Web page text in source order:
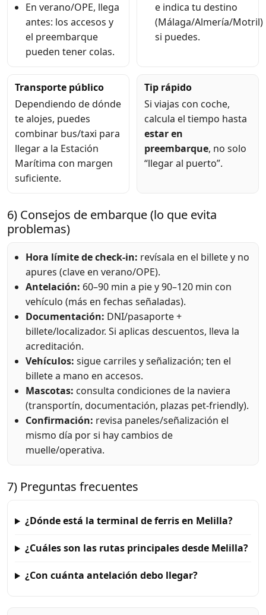
En verano/OPE, llega
antes: los accesos y
el preembarque
pueden tener colas.
e indica tu destino
(Málaga/Almería/Motril)
si puedes.
Transporte público
Dependiendo de dónde
te alojes, puedes
combinar bus/taxi para
llegar a la Estación
Marítima con margen
suficiente.
Tip rápido
Si viajas con coche,
calcula el tiempo hasta
estar en
preembarque, no solo
“llegar al puerto”.
6) Consejos de embarque (lo que evita
problemas)
Hora límite de check-in: revísala en el billete y no
apures (clave en verano/OPE).
Antelación: 60–90 min a pie y 90–120 min con
vehículo (más en fechas señaladas).
Documentación: DNI/pasaporte +
billete/localizador. Si aplicas descuentos, lleva la
acreditación.
Vehículos: sigue carriles y señalización; ten el
billete a mano en accesos.
Mascotas: consulta condiciones de la naviera
(transportín, documentación, plazas pet-friendly).
Confirmación: revisa paneles/señalización el
mismo día por si hay cambios de
muelle/operativa.
7) Preguntas frecuentes
¿Dónde está la terminal de ferris en Melilla?
¿Cuáles son las rutas principales desde Melilla?
¿Con cuánta antelación debo llegar?